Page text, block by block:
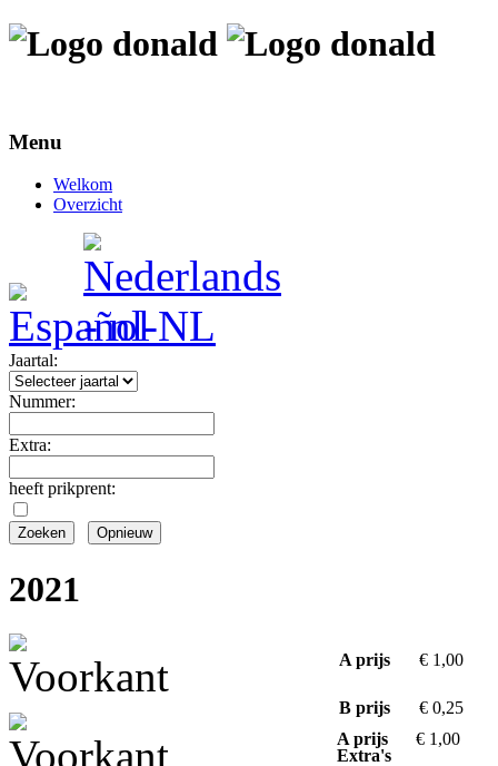
Menu
Welkom
Overzicht
Jaartal:
Nummer:
Extra:
heeft prikprent:
2021
A prijs € 1,00
B prijs € 0,25
Extra's
A prijs € 1,00